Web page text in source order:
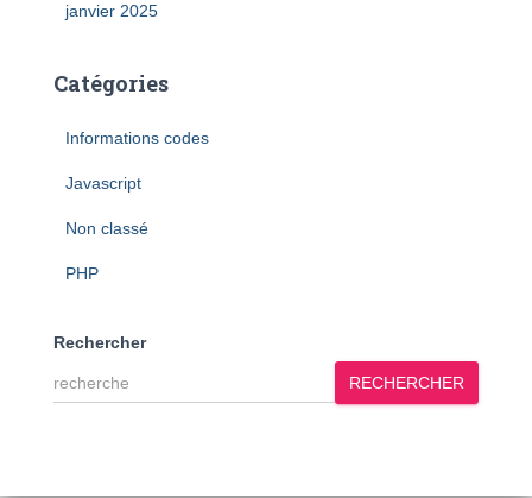
janvier 2025
Catégories
Informations codes
Javascript
Non classé
PHP
Rechercher
RECHERCHER